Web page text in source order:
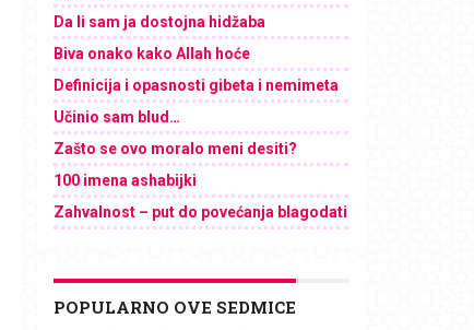
Da li sam ja dostojna hidžaba
Biva onako kako Allah hoće
Definicija i opasnosti gibeta i nemimeta
Učinio sam blud…
Zašto se ovo moralo meni desiti?
100 imena ashabijki
Zahvalnost – put do povećanja blagodati
POPULARNO OVE SEDMICE